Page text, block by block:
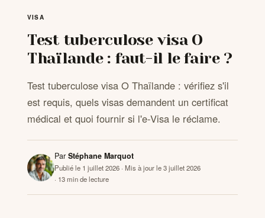
VISITER
VISA
Test tuberculose visa O
Thaïlande : faut-il le faire ?
Test tuberculose visa O Thaïlande : vérifiez s'il
est requis, quels visas demandent un certificat
médical et quoi fournir si l'e-Visa le réclame.
Par Stéphane Marquot
Publié le 1 juillet 2026 · Mis à jour le 3 juillet 2026
· 13 min de lecture